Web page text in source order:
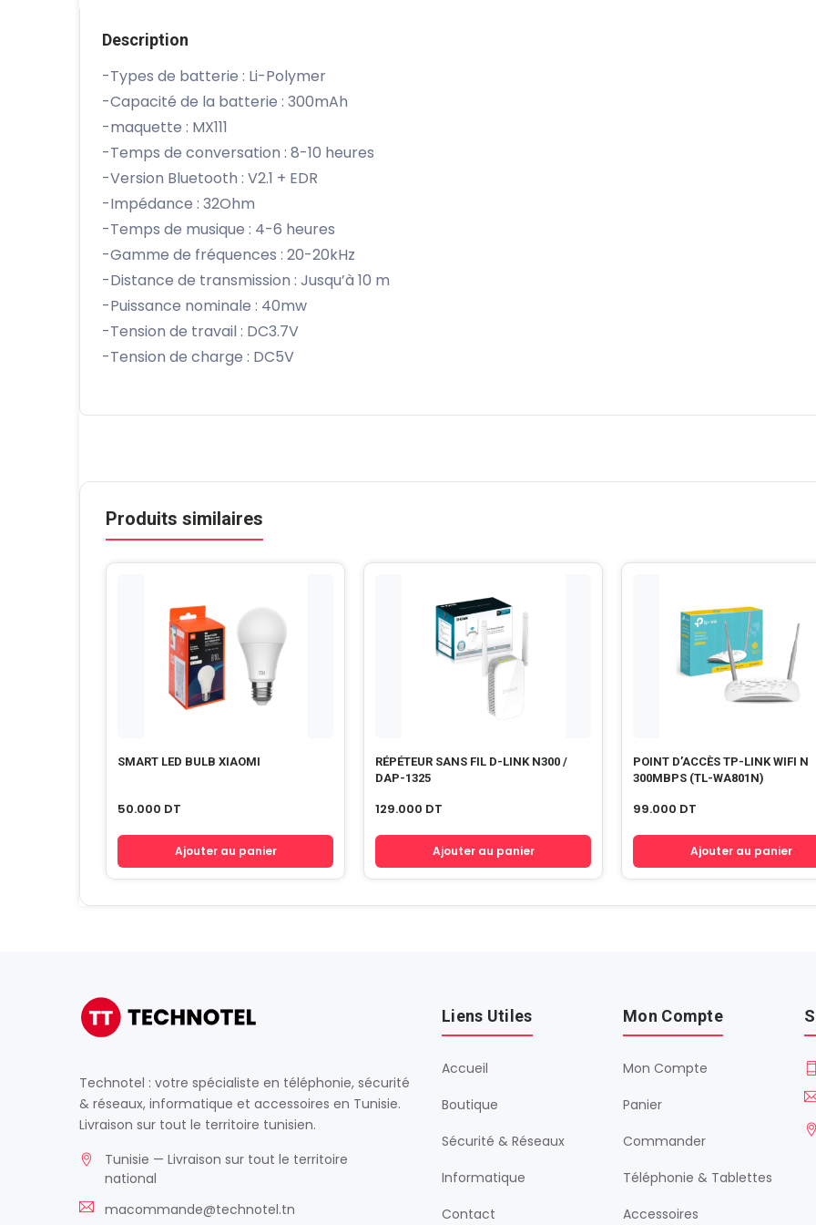
Description
-Types de batterie : Li-Polymer
-Capacité de la batterie : 300mAh
-maquette : MX111
-Temps de conversation : 8-10 heures
-Version Bluetooth : V2.1 + EDR
-Impédance : 32Ohm
-Temps de musique : 4-6 heures
-Gamme de fréquences : 20-20kHz
-Distance de transmission : Jusqu’à 10 m
-Puissance nominale : 40mw
-Tension de travail : DC3.7V
-Tension de charge : DC5V
Produits similaires
SMART LED BULB XIAOMI
50.000 DT
Ajouter au panier
RÉPÉTEUR SANS FIL D-LINK N300 /
DAP-1325
129.000 DT
Ajouter au panier
POINT D’ACCÈS TP-LINK WIFI N
300MBPS (TL-WA801N)
99.000 DT
Ajouter au panier
Technotel : votre spécialiste en téléphonie, sécurité
& réseaux, informatique et accessoires en Tunisie.
Livraison sur tout le territoire tunisien.
Tunisie — Livraison sur tout le territoire
national
macommande@technotel.tn
Liens Utiles
Accueil
Boutique
Sécurité & Réseaux
Informatique
Contact
Mon Compte
Mon Compte
Panier
Commander
Téléphonie & Tablettes
Accessoires